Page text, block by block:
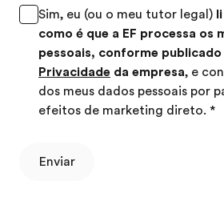
Sim, eu (ou o meu tutor legal)
como é que a EF processa os
pessoais, conforme publicado
Privacidade da empresa, e
dos meus dados pessoais por
efeitos de marketing direto. *
Enviar